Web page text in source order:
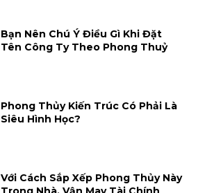
Bạn Nên Chú Ý Điều Gì Khi Đặt
Tên Công Ty Theo Phong Thuỷ
Phong Thủy Kiến Trúc Có Phải Là
Siêu Hình Học?
Với Cách Sắp Xếp Phong Thủy Này